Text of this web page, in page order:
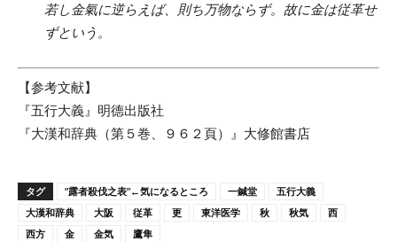
若し金氣に逆らえば、則ち万物ならず。故に金は従革せ
ずという。
【参考文献】
『五行大義』明德出版社
『大漢和辞典（第５巻、９６２頁）』大修館書店
タグ ”露者殺伐之表”←気になるところ 一鍼堂
五行大義
大漢和辞典
大阪 従革 更 東洋医学 秋 秋気
西
西方
金 金気 鷹隼